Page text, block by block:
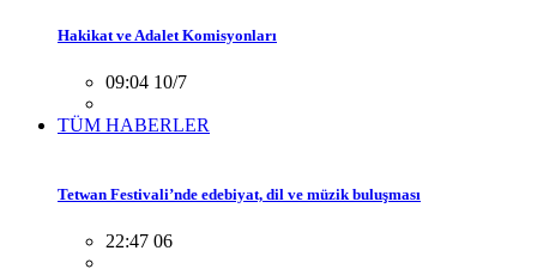
Hakikat ve Adalet Komisyonları
09:04 10/7
TÜM HABERLER
Tetwan Festivali’nde edebiyat, dil ve müzik buluşması
22:47 06